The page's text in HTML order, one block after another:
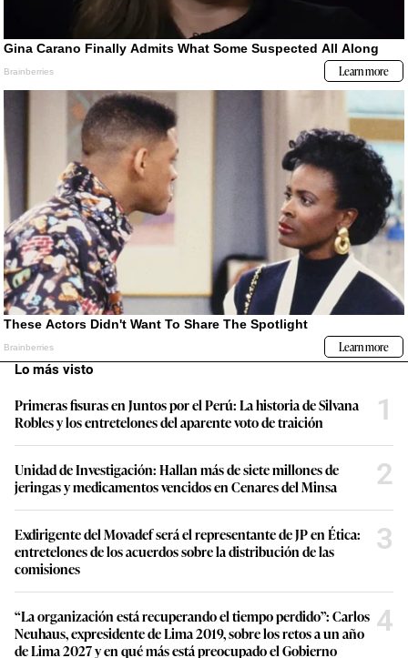
Lo más visto
Primeras fisuras en Juntos por el Perú: La historia de Silvana
Robles y los entretelones del aparente voto de traición
1
Unidad de Investigación: Hallan más de siete millones de
jeringas y medicamentos vencidos en Cenares del Minsa
2
Exdirigente del Movadef será el representante de JP en Ética:
entretelones de los acuerdos sobre la distribución de las
comisiones
3
“La organización está recuperando el tiempo perdido”: Carlos
Neuhaus, expresidente de Lima 2019, sobre los retos a un año
de Lima 2027 y en qué más está preocupado el Gobierno
4